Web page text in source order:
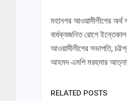
মহানগর আওয়ামীলীগের
বার্ধক্যজনিত রোগে
আওয়ামীলীগের সভাপতি,
আহমদ এমপি মরহুমার আত্নার
RELATED POSTS